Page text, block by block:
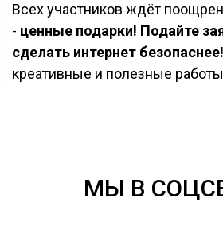
Всех участников ждёт
- ценные подарки! Подайте
сделать интернет безопаснее!
креативные и полезные
МЫ В